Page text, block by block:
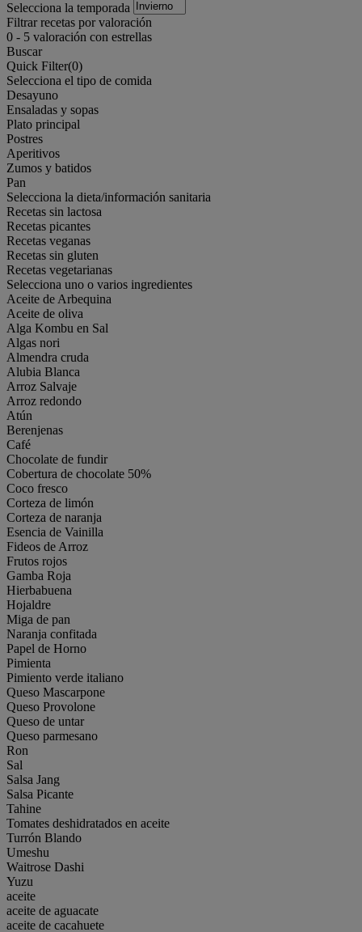
Selecciona la temporada
Filtrar recetas por valoración
0 - 5 valoración con estrellas
Buscar
Quick Filter(0)
Selecciona el tipo de comida
Desayuno
Ensaladas y sopas
Plato principal
Postres
Aperitivos
Zumos y batidos
Pan
Selecciona la dieta/información sanitaria
Recetas sin lactosa
Recetas picantes
Recetas veganas
Recetas sin gluten
Recetas vegetarianas
Selecciona uno o varios ingredientes
Aceite de Arbequina
Aceite de oliva
Alga Kombu en Sal
Algas nori
Almendra cruda
Alubia Blanca
Arroz Salvaje
Arroz redondo
Atún
Berenjenas
Café
Chocolate de fundir
Cobertura de chocolate 50%
Coco fresco
Corteza de limón
Corteza de naranja
Esencia de Vainilla
Fideos de Arroz
Frutos rojos
Gamba Roja
Hierbabuena
Hojaldre
Miga de pan
Naranja confitada
Papel de Horno
Pimienta
Pimiento verde italiano
Queso Mascarpone
Queso Provolone
Queso de untar
Queso parmesano
Ron
Sal
Salsa Jang
Salsa Picante
Tahine
Tomates deshidratados en aceite
Turrón Blando
Umeshu
Waitrose Dashi
Yuzu
aceite
aceite de aguacate
aceite de cacahuete